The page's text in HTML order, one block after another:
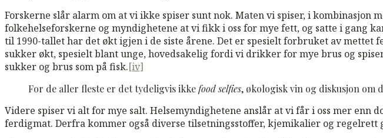
Forskerne slår alarm om at vi ikke spiser sunt nok. Maten vi spiser, i
folkehelseforskerne og myndighetene at vi fikk i oss for mye fett, og satte i gang
til 1990-tallet har det økt igjen i de siste årene. Det er spesielt forbruket av
sukker økt, spesielt blant unge, hovedsakelig fordi vi drikker for mye brus og
sukker og brus som på fisk.[iv]
For de aller fleste er det tydeligvis ikkefood selfies, økologisk vin og diskusjon
Videre spiser vi alt for mye salt. Helsemyndighetene anslår at vi får i oss mer
ferdigmat. Derfra kommer også diverse tilsetningsstoffer, kjemikalier og